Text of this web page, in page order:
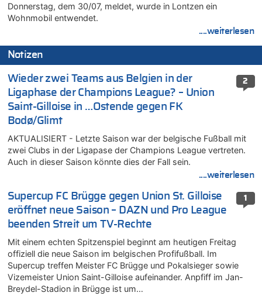
Donnerstag, dem 30/07, meldet, wurde in Lontzen ein
Wohnmobil entwendet.
....weiterlesen
Notizen
2
Wieder zwei Teams aus Belgien in der
Ligaphase der Champions League? – Union
Saint-Gilloise in …Ostende gegen FK
Bodø/Glimt
AKTUALISIERT - Letzte Saison war der belgische Fußball mit
zwei Clubs in der Ligapase der Champions League vertreten.
Auch in dieser Saison könnte dies der Fall sein.
....weiterlesen
1
Supercup FC Brügge gegen Union St. Gilloise
eröffnet neue Saison – DAZN und Pro League
beenden Streit um TV-Rechte
Mit einem echten Spitzenspiel beginnt am heutigen Freitag
offiziell die neue Saison im belgischen Profifußball. Im
Supercup treffen Meister FC Brügge und Pokalsieger sowie
Vizemeister Union Saint-Gilloise aufeinander. Anpfiff im Jan-
Breydel-Stadion in Brügge ist um…